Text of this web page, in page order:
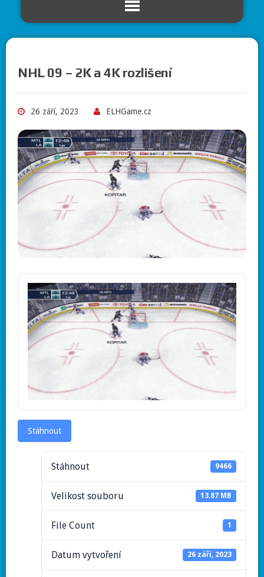
NHL 09 – 2K a 4K rozlišení
26 září, 2023 ELHGame.cz
Stáhnout
Stáhnout 9466
Velikost souboru 13.87 MB
File Count 1
Datum vytvoření 26 září, 2023